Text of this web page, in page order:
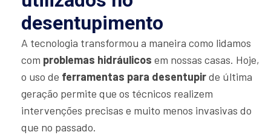
desentupimento
A tecnologia transformou a maneira como lidamos
com problemas hidráulicos em nossas casas. Hoje,
o uso de ferramentas para desentupirde última
geração permite que os técnicos realizem
intervenções precisas e muito menos invasivas do
que no passado.